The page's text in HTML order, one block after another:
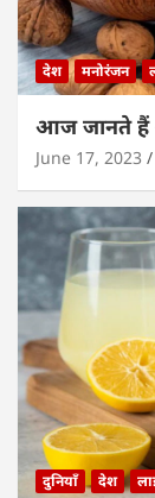
देश मनोरंजन
आज जानते हैं
June 17, 2023
दुनियाँ देश